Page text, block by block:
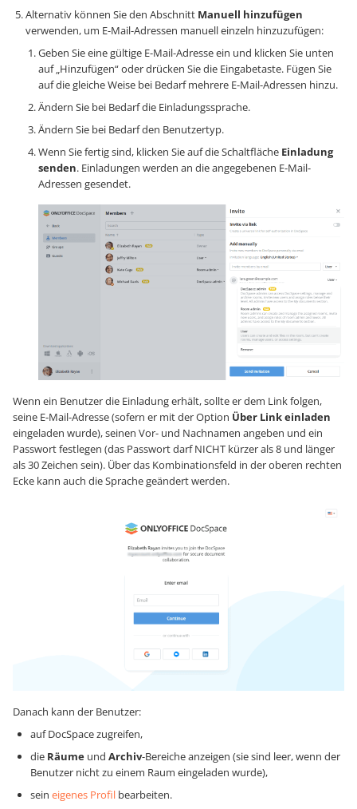
Alternativ können Sie den Abschnitt Manuell hinzufügen
verwenden, um E-Mail-Adressen manuell einzeln hinzuzufügen:
Geben Sie eine gültige E-Mail-Adresse ein und klicken Sie unten
auf „Hinzufügen“ oder drücken Sie die Eingabetaste. Fügen Sie
auf die gleiche Weise bei Bedarf mehrere E-Mail-Adressen hinzu.
Ändern Sie bei Bedarf die Einladungssprache.
Ändern Sie bei Bedarf den Benutzertyp.
Wenn Sie fertig sind, klicken Sie auf die Schaltfläche Einladung
senden. Einladungen werden an die angegebenen E-Mail-
Adressen gesendet.
Wenn ein Benutzer die Einladung erhält, sollte er dem Link folgen,
seine E-Mail-Adresse (sofern er mit der Option Über Link einladen
eingeladen wurde), seinen Vor- und Nachnamen angeben und ein
Passwort festlegen (das Passwort darf NICHT kürzer als 8 und länger
als 30 Zeichen sein). Über das Kombinationsfeld in der oberen rechten
Ecke kann auch die Sprache geändert werden.
Danach kann der Benutzer:
auf DocSpace zugreifen,
die Räume und Archiv-Bereiche anzeigen (sie sind leer, wenn der
Benutzer nicht zu einem Raum eingeladen wurde),
sein eigenes Profil bearbeiten.